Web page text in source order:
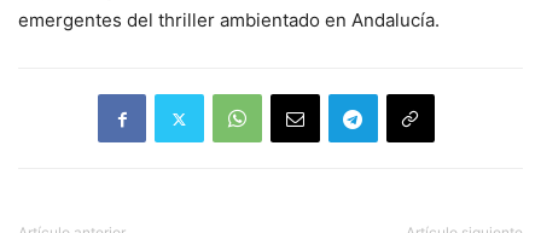
emergentes del thriller ambientado en Andalucía.